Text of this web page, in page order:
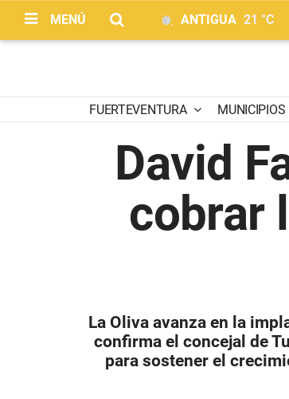
MENÚ ANTIGUA 21 °C
FUERTEVENTURA MUNICIPIOS
David
cobrar
La Oliva avanza en la
confirma el concejal de
para sostener el